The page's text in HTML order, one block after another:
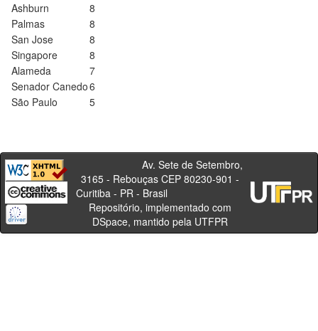
Ashburn
8
Palmas
8
San Jose
8
Singapore
8
Alameda
7
Senador Canedo6
São Paulo
5
Av. Sete de Setembro,
3165 - Rebouças CEP 80230-901 -
Curitiba - PR - Brasil
Repositório, implementado com
DSpace, mantido pela UTFPR